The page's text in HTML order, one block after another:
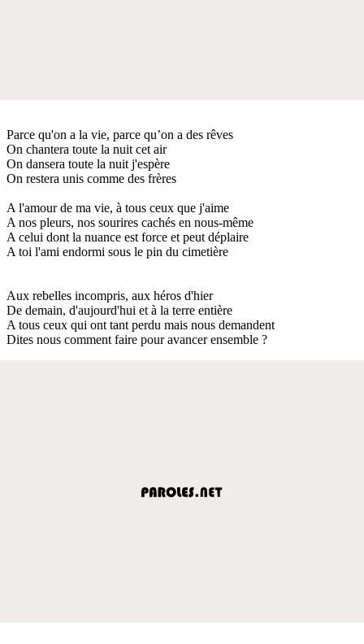
Parce qu'on a la vie, parce qu’on a des rêves
On chantera toute la nuit cet air
On dansera toute la nuit j'espère
On restera unis comme des frères
A l'amour de ma vie, à tous ceux que j'aime
A nos pleurs, nos sourires cachés en nous-même
A celui dont la nuance est force et peut déplaire
A toi l'ami endormi sous le pin du cimetière
Aux rebelles incompris, aux héros d'hier
De demain, d'aujourd'hui et à la terre entière
A tous ceux qui ont tant perdu mais nous demandent
Dites nous comment faire pour avancer ensemble ?